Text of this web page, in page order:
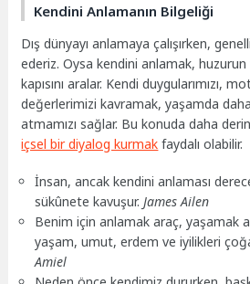
Kendini Anlamanın Bilgeliği
Dış dünyayı anlamaya çalışırken,
ederiz. Oysa kendini anlamak,
kapısını aralar. Kendi duygularımızı,
değerlerimizi kavramak, yaşamda
atmamızı sağlar. Bu konuda daha
içsel bir diyalog kurmak faydalı olabilir.
İnsan, ancak kendini anlaması
sükûnete kavuşur. James Ailen
Benim için anlamak araç, yaşamak
yaşam, umut, erdem ve iyilikleri
Amiel